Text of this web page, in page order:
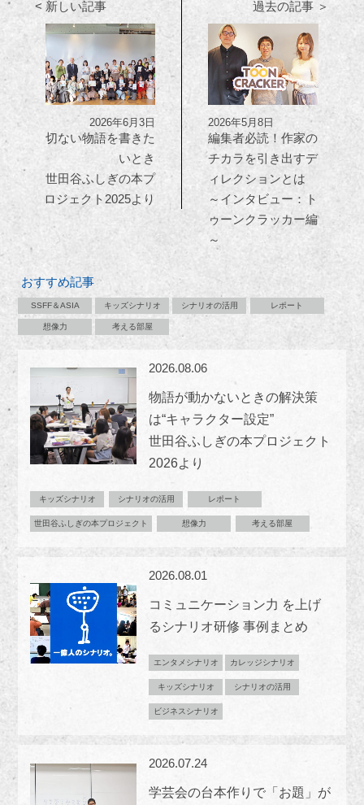
< 新しい記事
2026年6月3日
切ない物語を書きた
いとき
世田谷ふしぎの本プ
ロジェクト2025より
過去の記事 ＞
2026年5月8日
編集者必読！作家の
チカラを引き出すデ
ィレクションとは
～インタビュー：ト
ゥーンクラッカー編
～
おすすめ記事
SSFF＆ASIA キッズシナリオ シナリオの活用 レポート
想像力 考える部屋
2026.08.06
物語が動かないときの解決策
は“キャラクター設定”
世田谷ふしぎの本プロジェクト
2026より
キッズシナリオ シナリオの活用 レポート
世田谷ふしぎの本プロジェクト 想像力 考える部屋
2026.08.01
コミュニケーション力 を上げ
るシナリオ研修 事例まとめ
エンタメシナリオ カレッジシナリオ
キッズシナリオ シナリオの活用
ビジネスシナリオ
2026.07.24
学芸会の台本作りで「お題」が